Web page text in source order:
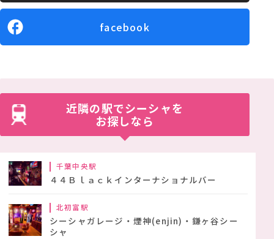
facebook
近隣の駅でシーシャを
お探しなら
千葉中央駅
４４Ｂｌａｃｋインターナショナルバー
北初富駅
シーシャガレージ・煙神(enjin)・鎌ヶ谷シー
シャ